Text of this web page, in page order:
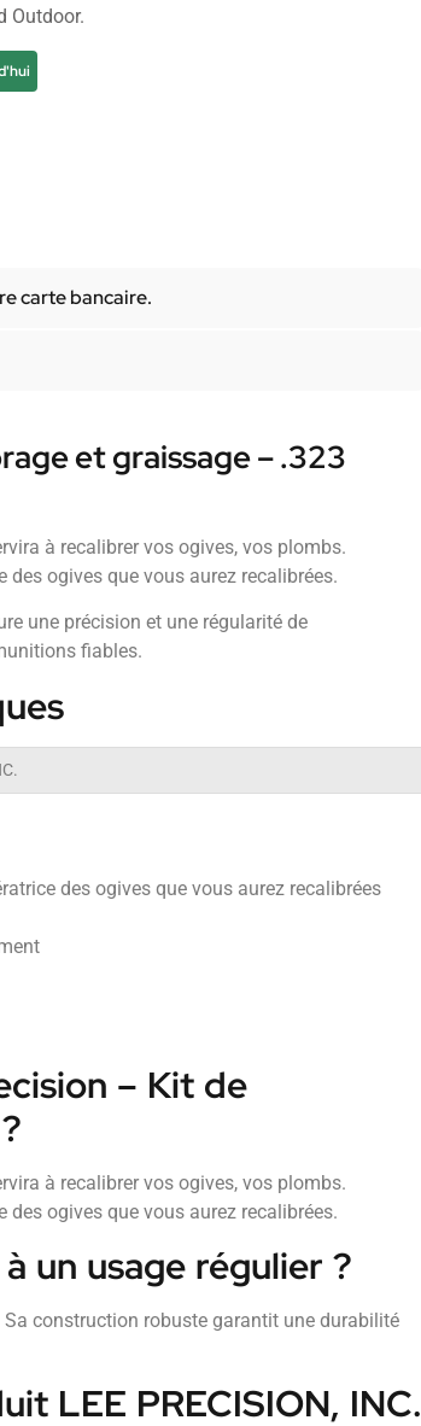
Outdoor.
carte bancaire.
et graissage – .323
à recalibrer vos ogives, vos plombs.
ogives que vous aurez recalibrées.
une précision et une régularité de
fiables.
des ogives que vous aurez recalibrées
– Kit de
à recalibrer vos ogives, vos plombs.
ogives que vous aurez recalibrées.
un usage régulier ?
construction robuste garantit une durabilité
LEE PRECISION, INC.